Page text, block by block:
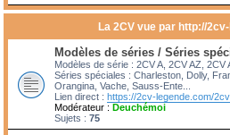
La 2CV vue par http://
Modèles de séries / Séries
Modèles de série : 2CV A, 2CV AZ, 2CV
Séries spéciales : Charleston, Dolly,
Orangina, Vache, Sauss-Ente...
Lien direct : https://2cv-legende.com/
Modérateur : Deuchémoi
Sujets : 75